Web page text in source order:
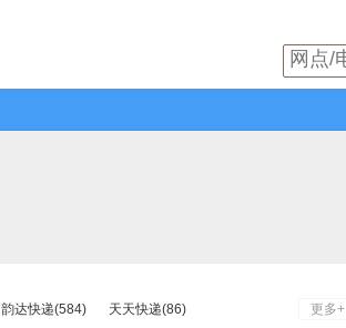
韵达快递(584) 天天快递(86) 更多+